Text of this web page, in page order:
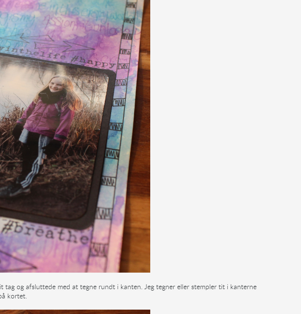
tag og afsluttede med at tegne rundt i kanten. Jeg tegner eller stempler tit i kanterne
kortet.